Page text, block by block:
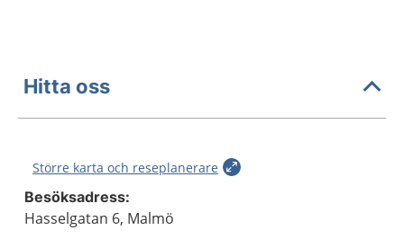
Hitta oss
Större karta och reseplanerare
Besöksadress:
Hasselgatan 6, Malmö